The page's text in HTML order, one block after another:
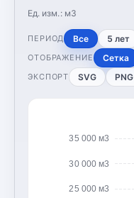
Ед. изм.: м3
ПЕРИОД Все 5 лет
ОТОБРАЖЕНИЕ Сетка
ЭКСПОРТ SVG PNG
25 000 м3
30 000 м3
35 000 м3